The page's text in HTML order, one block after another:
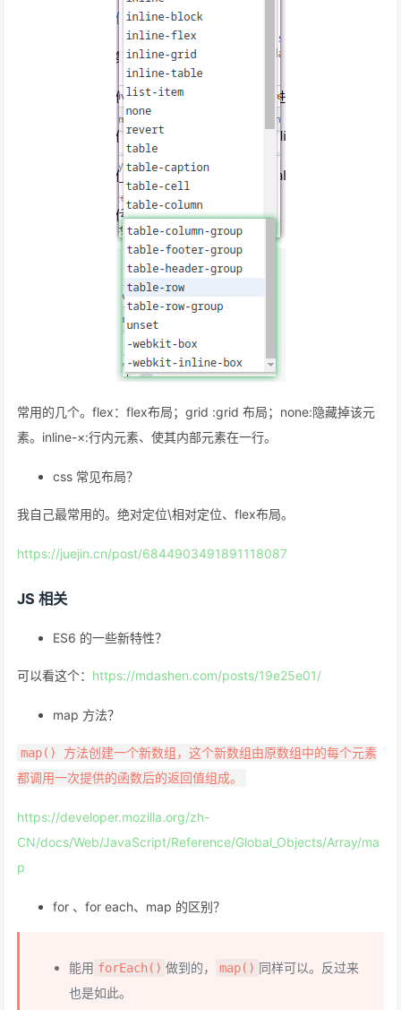
常用的几个。flex：flex布局；grid :grid 布局；none:隐藏掉该元
素。inline-×:行内元素、使其内部元素在一行。
css 常见布局？
我自己最常用的。绝对定位\相对定位、flex布局。
https://juejin.cn/post/6844903491891118087
JS 相关
ES6 的一些新特性？
可以看这个： https://mdashen.com/posts/19e25e01/
map 方法？
map() 方法创建一个新数组，这个新数组由原数组中的每个元素
都调用一次提供的函数后的返回值组成。
https://developer.mozilla.org/zh-
CN/docs/Web/JavaScript/Reference/Global_Objects/Array/ma
p
for 、for each、map 的区别？
能用 forEach() 做到的， map() 同样可以。反过来
也是如此。